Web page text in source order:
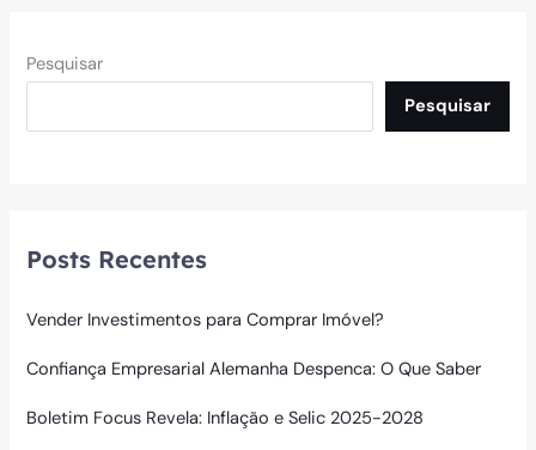
Pesquisar
Pesquisar
Posts Recentes
Vender Investimentos para Comprar Imóvel?
Confiança Empresarial Alemanha Despenca: O Que Saber
Boletim Focus Revela: Inflação e Selic 2025-2028